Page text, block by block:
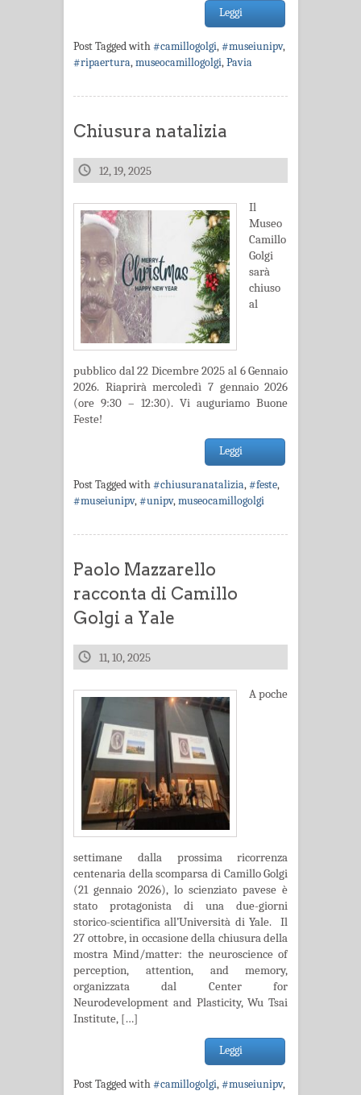
Leggi
Post Tagged with#camillogolgi,#museiunipv,
#ripaertura,museocamillogolgi,Pavia
Chiusura natalizia
12, 19, 2025
Il
Museo
Camillo
Golgi
sarà
chiuso
al
pubblico dal 22 Dicembre 2025 al 6 Gennaio
2026. Riaprirà mercoledì 7 gennaio 2026
(ore 9:30 – 12:30). Vi auguriamo Buone
Feste!
Leggi
Post Tagged with#chiusuranatalizia,#feste,
#museiunipv,#unipv,museocamillogolgi
Paolo Mazzarello
racconta di Camillo
Golgi a Yale
11, 10, 2025
A poche
settimane dalla prossima ricorrenza
centenaria della scomparsa di Camillo Golgi
(21 gennaio 2026), lo scienziato pavese è
stato protagonista di una due-giorni
storico-scientifica all’Università di Yale. Il
27 ottobre, in occasione della chiusura della
mostra Mind/matter: the neuroscience of
perception, attention, and memory,
organizzata dal Center for
Neurodevelopment and Plasticity, Wu Tsai
Institute, […]
Leggi
Post Tagged with#camillogolgi,#museiunipv,